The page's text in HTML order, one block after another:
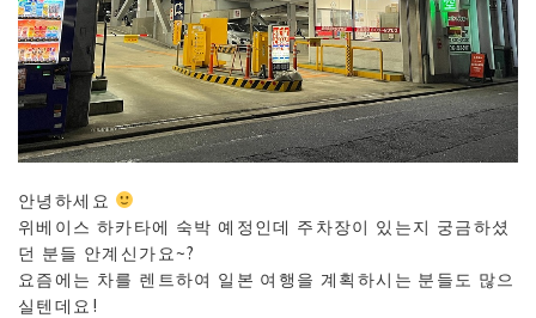
안녕하세요
위베이스 하카타에 숙박 예정인데 주차장이 있는지 궁금하셨
던 분들 안계신가요~?
요즘에는 차를 렌트하여 일본 여행을 계획하시는 분들도 많으
실텐데요!